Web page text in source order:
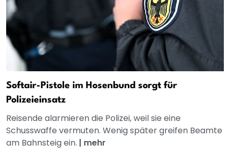
Softair-Pistole im Hosenbund sorgt für
Polizeieinsatz
Reisende alarmieren die Polizei, weil sie eine
Schusswaffe vermuten. Wenig später greifen Beamte
am Bahnsteig ein. | mehr